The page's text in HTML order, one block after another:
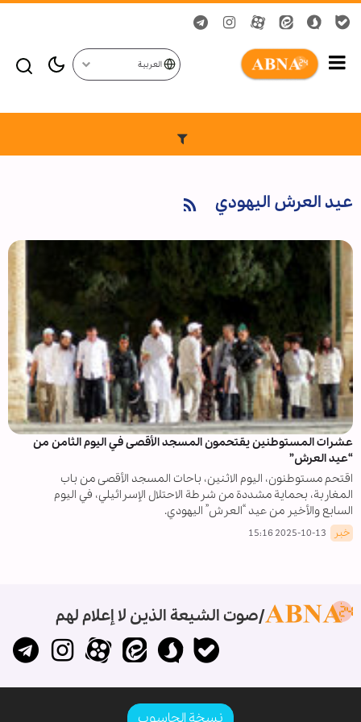
العربية
عيد العرش اليهودي
عشرات المستوطنين يقتحمون المسجد الأقصى في اليوم الثامن من
“عيد العرش”
اقتحم مستوطنون، اليوم الاثنين، باحات المسجد الأقصى من باب
المغاربة، بحماية مشددة من شرطة الاحتلال الإسرائيلي، في اليوم
السابع والأخير من عيد “العرش” اليهودي.
خبر 2025-10-13 15:16
صوت الشيعة الذين لا إعلام لهم
نسخة الحاسوب